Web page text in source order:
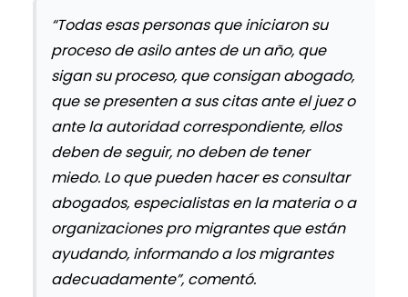
“Todas esas personas que iniciaron su
proceso de asilo antes de un año, que
sigan su proceso, que consigan abogado,
que se presenten a sus citas ante el juez o
ante la autoridad correspondiente, ellos
deben de seguir, no deben de tener
miedo. Lo que pueden hacer es consultar
abogados, especialistas en la materia o a
organizaciones pro migrantes que están
ayudando, informando a los migrantes
adecuadamente”, comentó.